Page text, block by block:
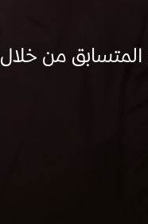
المتسابق من خلال